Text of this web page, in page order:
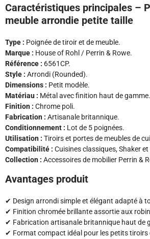
Caractéristiques principales –
meuble arrondie petite taille
Type : Poignée de tiroir et de meuble.
Marque : House of Rohl / Perrin & Rowe.
Référence : 6561CP.
Style : Arrondi (Rounded).
Dimensions : Petit modèle.
Matériau : Métal avec finition haut de gamme.
Finition : Chrome poli.
Fabrication : Artisanale britannique.
Conditionnement : Lot de 5 poignées.
Utilisation : Tiroirs et portes de meubles de
Compatibilité : Cuisines classiques, Shaker
Collection : Accessoires de mobilier Perrin &
Avantages produit
✔ Design arrondi simple et élégant adapté à
✔ Finition chromée brillante assortie aux
✔ Fabrication artisanale britannique haut de
✔ Format compact idéal pour les petits tiroirs